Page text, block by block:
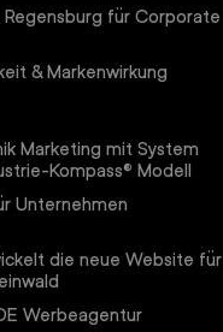
für Corporate
& Markenwirkung
Marketing mit System
Kompass® Modell
Unternehmen
die neue Website für
Werbeagentur